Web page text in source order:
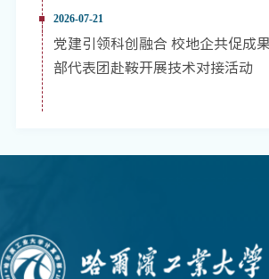
2026-07-21
党建引领科创融合 校地企共促成
部代表团赴鞍开展技术对接活动